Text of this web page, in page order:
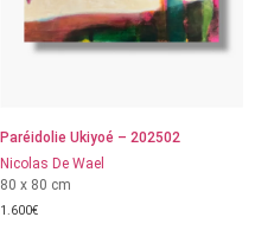
Paréidolie Ukiyoé – 202502
Nicolas De Wael
80 x 80 cm
1.600€